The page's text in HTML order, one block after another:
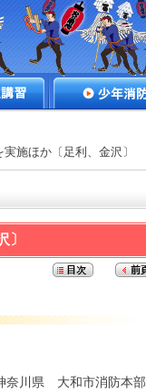
施ほか〔足利、金沢〕
奈川県 大和市消防本部